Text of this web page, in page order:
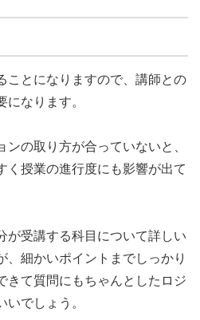
ことになりますので、講師との
なります。
の取り方が合っていないと、
く授業の進行度にも影響が出て
が受講する科目について詳しい
、細かいポイントまでしっかり
きて質問にもちゃんとしたロジ
いでしょう。